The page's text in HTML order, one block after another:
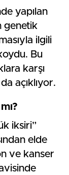
yapılan
genetik
ilgili
Bu
karşı
açıklıyor.
iksiri”
elde
ve kanser